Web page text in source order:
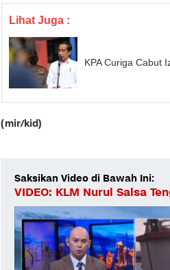
Lihat Juga :
KPA Curiga Cabut
(mir/kid)
Saksikan Video di Bawah Ini:
VIDEO: KLM Nurul Salsa